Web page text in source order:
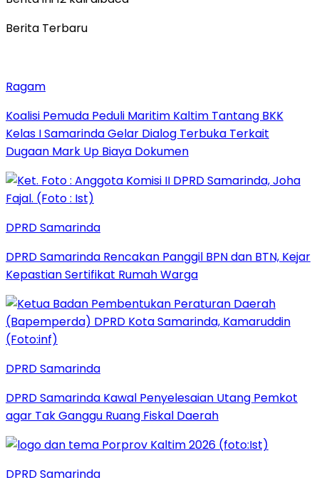
Berita Terbaru
Ragam
Koalisi Pemuda Peduli Maritim Kaltim Tantang BKK
Kelas I Samarinda Gelar Dialog Terbuka Terkait
Dugaan Mark Up Biaya Dokumen
DPRD Samarinda
DPRD Samarinda Rencakan Panggil BPN dan BTN, Kejar
Kepastian Sertifikat Rumah Warga
DPRD Samarinda
DPRD Samarinda Kawal Penyelesaian Utang Pemkot
agar Tak Ganggu Ruang Fiskal Daerah
DPRD Samarinda